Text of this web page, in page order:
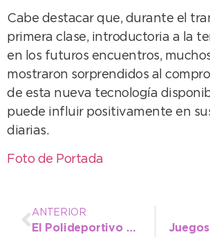
Cabe destacar que, durante el
primera clase, introductoria a la
en los futuros encuentros,
mostraron sorprendidos al
de esta nueva tecnología
puede influir positivamente en
diarias.
Foto de Portada
ANTERIOR
El Polideportivo Municipal recibe una fecha provincial de tenis de mesa